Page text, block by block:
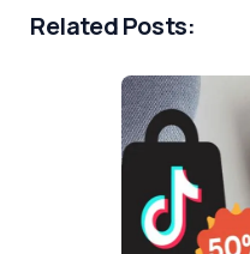
Related Posts: